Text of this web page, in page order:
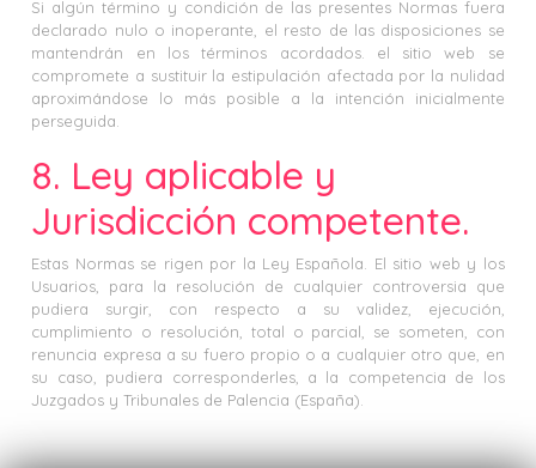
Si algún término y condición de las presentes Normas fuera
declarado nulo o inoperante, el resto de las disposiciones se
mantendrán en los términos acordados. el sitio web se
compromete a sustituir la estipulación afectada por la nulidad
aproximándose lo más posible a la intención inicialmente
perseguida.
8. Ley aplicable y
Jurisdicción competente.
Estas Normas se rigen por la Ley Española. El sitio web y los
Usuarios, para la resolución de cualquier controversia que
pudiera surgir, con respecto a su validez, ejecución,
cumplimiento o resolución, total o parcial, se someten, con
renuncia expresa a su fuero propio o a cualquier otro que, en
su caso, pudiera corresponderles, a la competencia de los
Juzgados y Tribunales de Palencia (España).